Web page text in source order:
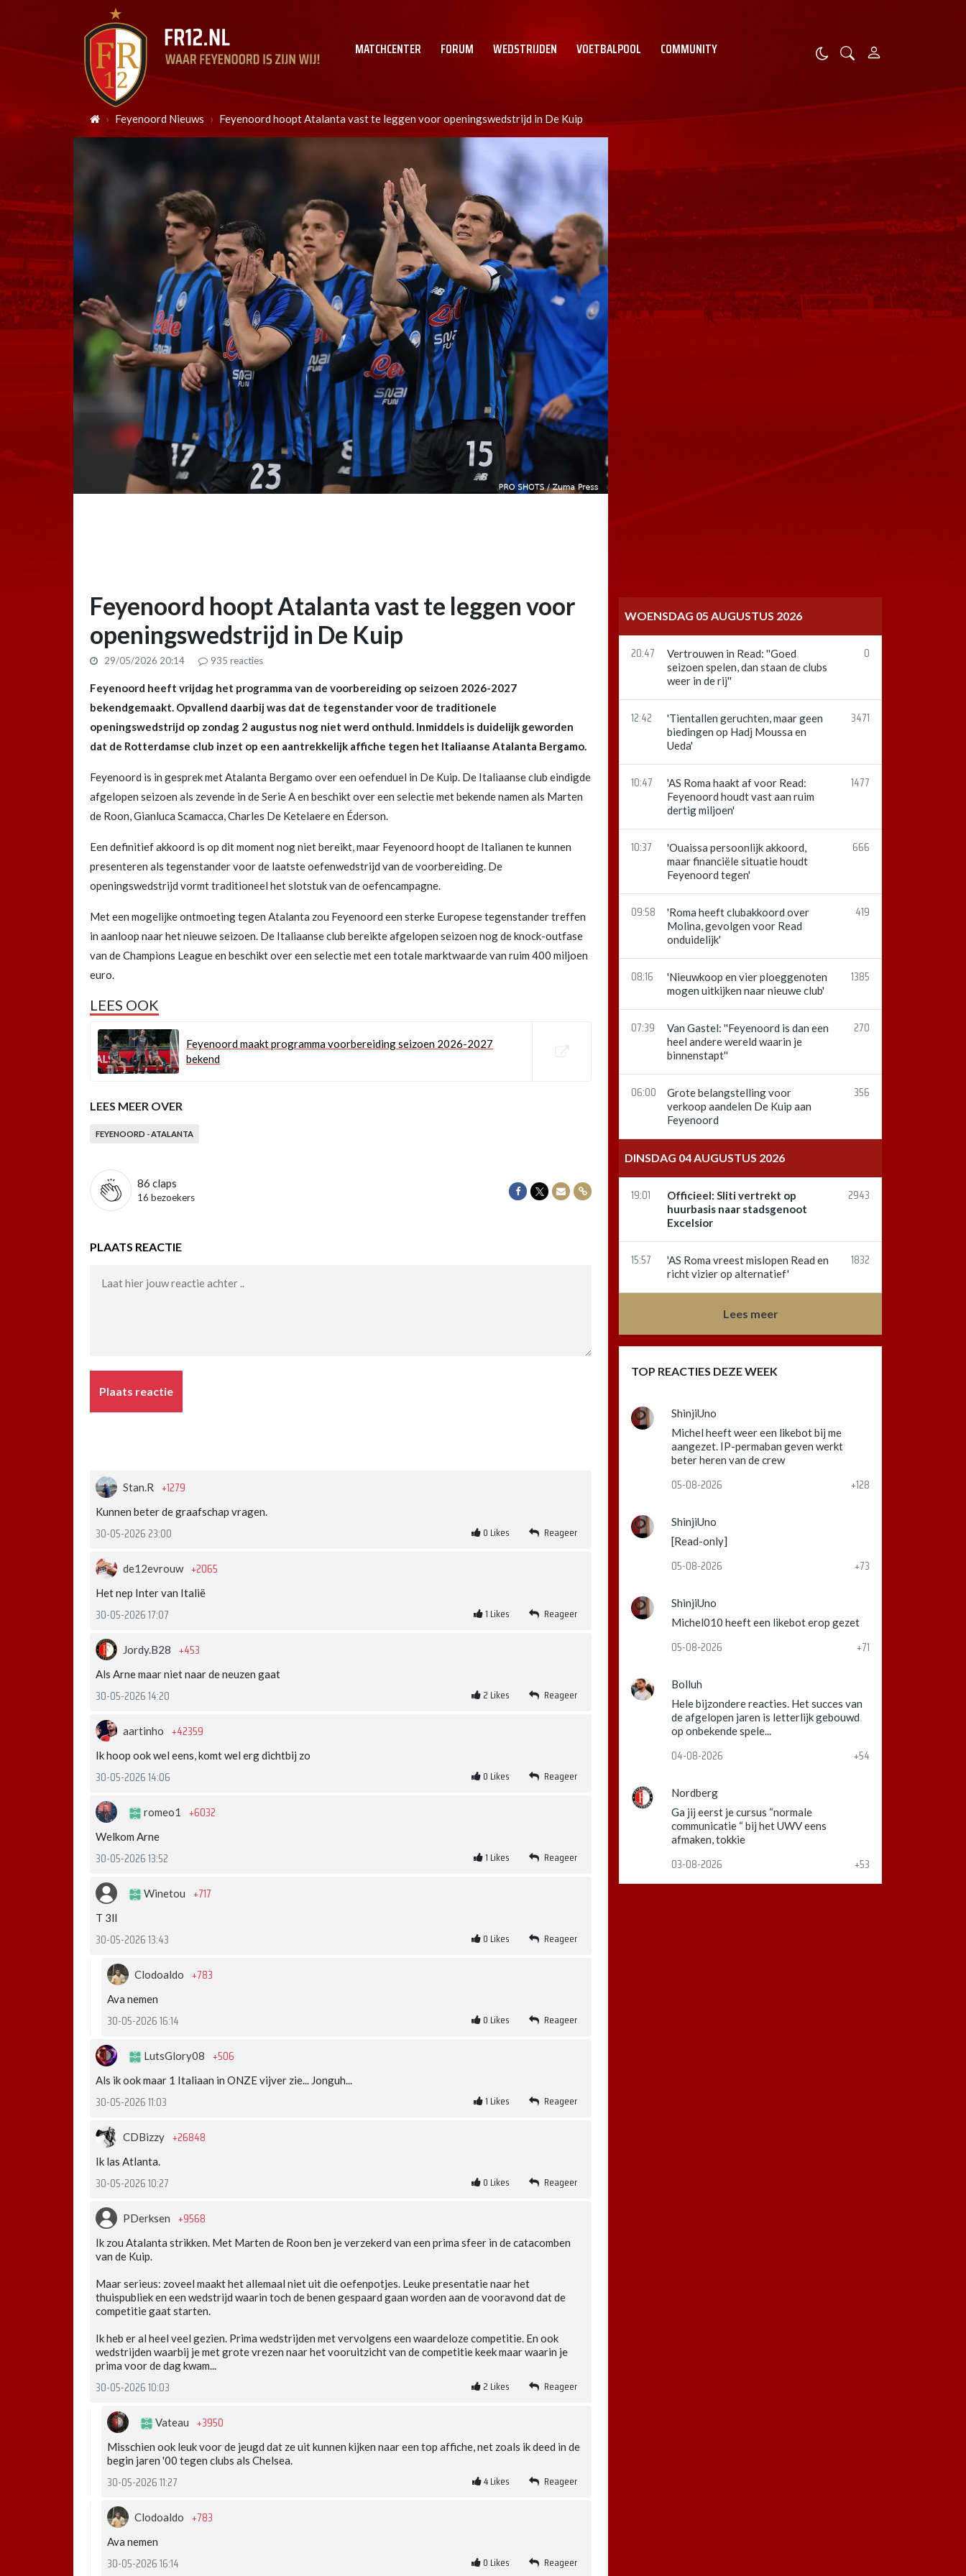
MATCHCENTER FORUM WEDSTRIJDEN VOETBALPOOL COMMUNITY
Feyenoord Nieuws Feyenoord hoopt Atalanta vast te leggen voor openingswedstrijd in De Kuip
Feyenoord hoopt Atalanta vast te leggen voor
openingswedstrijd in De Kuip
29/05/2026 20:14 935 reacties
Feyenoord heeft vrijdag het programma van de voorbereiding op seizoen 2026-2027
bekendgemaakt. Opvallend daarbij was dat de tegenstander voor de traditionele
openingswedstrijd op zondag 2 augustus nog niet werd onthuld. Inmiddels is duidelijk geworden
dat de Rotterdamse club inzet op een aantrekkelijk affiche tegen het Italiaanse Atalanta Bergamo.
Feyenoord is in gesprek met Atalanta Bergamo over een oefenduel in De Kuip. De Italiaanse club eindigde
afgelopen seizoen als zevende in de Serie A en beschikt over een selectie met bekende namen als Marten
de Roon, Gianluca Scamacca, Charles De Ketelaere en Éderson.
Een definitief akkoord is op dit moment nog niet bereikt, maar Feyenoord hoopt de Italianen te kunnen
presenteren als tegenstander voor de laatste oefenwedstrijd van de voorbereiding. De
openingswedstrijd vormt traditioneel het slotstuk van de oefencampagne.
Met een mogelijke ontmoeting tegen Atalanta zou Feyenoord een sterke Europese tegenstander treffen
in aanloop naar het nieuwe seizoen. De Italiaanse club bereikte afgelopen seizoen nog de knock-outfase
van de Champions League en beschikt over een selectie met een totale marktwaarde van ruim 400 miljoen
euro.
LEES OOK
Feyenoord maakt programma voorbereiding seizoen 2026-2027
bekend
LEES MEER OVER
FEYENOORD - ATALANTA
86 claps
16 bezoekers
Delen op Facebook
Delen op Twitter
Delen via Mail
Delen via link
PLAATS REACTIE
Plaats reactie
Stan.R +1279
Kunnen beter de graafschap vragen.
30-05-2026 23:00 0 Likes Reageer
de12evrouw +2065
Het nep Inter van Italië
30-05-2026 17:07 1 Likes Reageer
Jordy.B28 +453
Als Arne maar niet naar de neuzen gaat
30-05-2026 14:20 2 Likes Reageer
aartinho +42359
Ik hoop ook wel eens, komt wel erg dichtbij zo
30-05-2026 14:06 0 Likes Reageer
romeo1 +6032
Welkom Arne
30-05-2026 13:52 1 Likes Reageer
Winetou +717
T 3ll
30-05-2026 13:43 0 Likes Reageer
Clodoaldo +783
Ava nemen
30-05-2026 16:14 0 Likes Reageer
LutsGlory08 +506
Als ik ook maar 1 Italiaan in ONZE vijver zie... Jonguh...
30-05-2026 11:03 1 Likes Reageer
CDBizzy +26848
Ik las Atlanta.
30-05-2026 10:27 0 Likes Reageer
PDerksen +9568
Ik zou Atalanta strikken. Met Marten de Roon ben je verzekerd van een prima sfeer in de catacomben
van de Kuip.
Maar serieus: zoveel maakt het allemaal niet uit die oefenpotjes. Leuke presentatie naar het
thuispubliek en een wedstrijd waarin toch de benen gespaard gaan worden aan de vooravond dat de
competitie gaat starten.
Ik heb er al heel veel gezien. Prima wedstrijden met vervolgens een waardeloze competitie. En ook
wedstrijden waarbij je met grote vrezen naar het vooruitzicht van de competitie keek maar waarin je
prima voor de dag kwam...
30-05-2026 10:03 2 Likes Reageer
Vateau +3950
Misschien ook leuk voor de jeugd dat ze uit kunnen kijken naar een top affiche, net zoals ik deed in de
begin jaren '00 tegen clubs als Chelsea.
30-05-2026 11:27 4Likes Reageer
Clodoaldo +783
Ava nemen
30-05-2026 16:14 0 Likes Reageer
WOENSDAG 05 AUGUSTUS 2026
20:47
Vertrouwen in Read: ''Goed
seizoen spelen, dan staan de clubs
weer in de rij''
0
12:42
'Tientallen geruchten, maar geen
biedingen op Hadj Moussa en
Ueda'
3471
10:47
'AS Roma haakt af voor Read:
Feyenoord houdt vast aan ruim
dertig miljoen'
1477
10:37
'Ouaissa persoonlijk akkoord,
maar financiële situatie houdt
Feyenoord tegen'
666
09:58
'Roma heeft clubakkoord over
Molina, gevolgen voor Read
onduidelijk'
419
08:16
'Nieuwkoop en vier ploeggenoten
mogen uitkijken naar nieuwe club'
1385
07:39
Van Gastel: ''Feyenoord is dan een
heel andere wereld waarin je
binnenstapt''
270
06:00
Grote belangstelling voor
verkoop aandelen De Kuip aan
Feyenoord
356
DINSDAG 04 AUGUSTUS 2026
19:01
Officieel: Sliti vertrekt op
huurbasis naar stadsgenoot
Excelsior
2943
15:57
'AS Roma vreest mislopen Read en
richt vizier op alternatief'
1832
Lees meer
TOP REACTIES DEZE WEEK
ShinjiUno
Michel heeft weer een likebot bij me
aangezet. IP-permaban geven werkt
beter heren van de crew
05-08-2026 +128
ShinjiUno
[Read-only]
05-08-2026 +73
ShinjiUno
Michel010 heeft een likebot erop gezet
05-08-2026 +71
Bolluh
Hele bijzondere reacties. Het succes van
de afgelopen jaren is letterlijk gebouwd
op onbekende spele...
04-08-2026 +54
Nordberg
Ga jij eerst je cursus “normale
communicatie “ bij het UWV eens
afmaken, tokkie
03-08-2026 +53